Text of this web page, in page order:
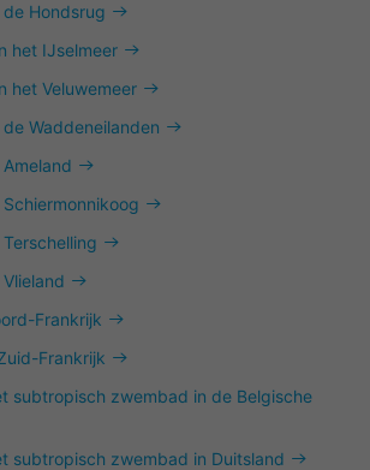
Hondsrug
het IJselmeer
het Veluwemeer
Waddeneilanden
Frankrijk
Frankrijk
subtropisch zwembad in de Belgische
subtropisch zwembad in Duitsland